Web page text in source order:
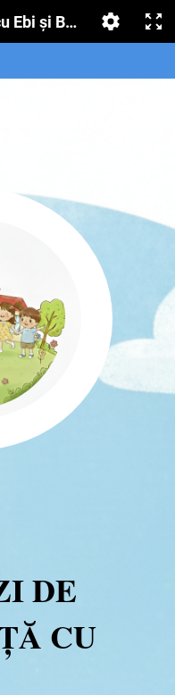
Ebi și Bibi
DE
CU